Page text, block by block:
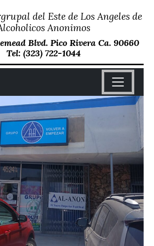
del Este de Los Angeles de
Anonimos
Blvd. Pico Rivera Ca. 90660
Tel: (323) 722-1044